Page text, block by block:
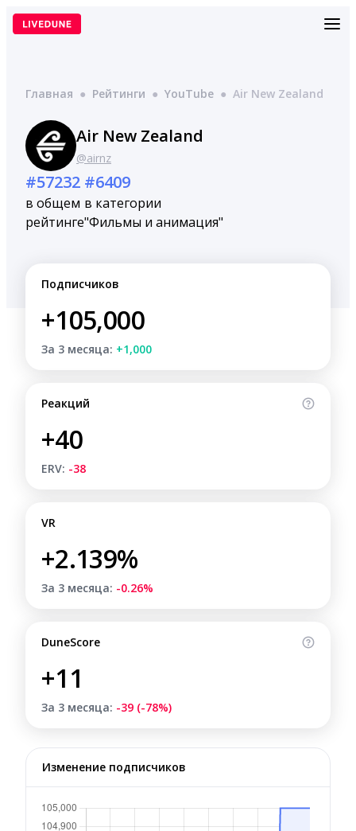
Перейти
Главная ● Рейтинги ● YouTube ● Air New Zealand
Air New Zealand
@airnz
#57232
в общем
рейтинге
#6409
в категории
"Фильмы и анимация"
Подписчиков
+105,000
За 3 месяца: +1,000
Реакций
+40
ERV: -38
VR
+2.139%
За 3 месяца: -0.26%
DuneScore
+11
За 3 месяца: -39 (-78%)
Изменение подписчиков